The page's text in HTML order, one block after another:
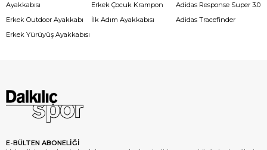
Ayakkabısı
Erkek Outdoor Ayakkabı
Erkek Yürüyüş Ayakkabısı
Erkek Çocuk Krampon
İlk Adım Ayakkabısı
Adidas Response Super 3.0
Adidas Tracefinder
E-BÜLTEN ABONELİĞİ